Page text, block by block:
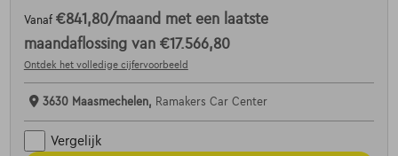
Vanaf €841,80/maand met een laatste
maandaflossing van €17.566,80
Ontdek het volledige cijfervoorbeeld
3630 Maasmechelen, Ramakers Car Center
Vergelijk